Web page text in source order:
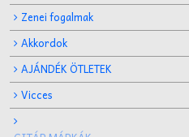
Zenei fogalmak
Akkordok
AJÁNDÉK ÖTLETEK
Vicces